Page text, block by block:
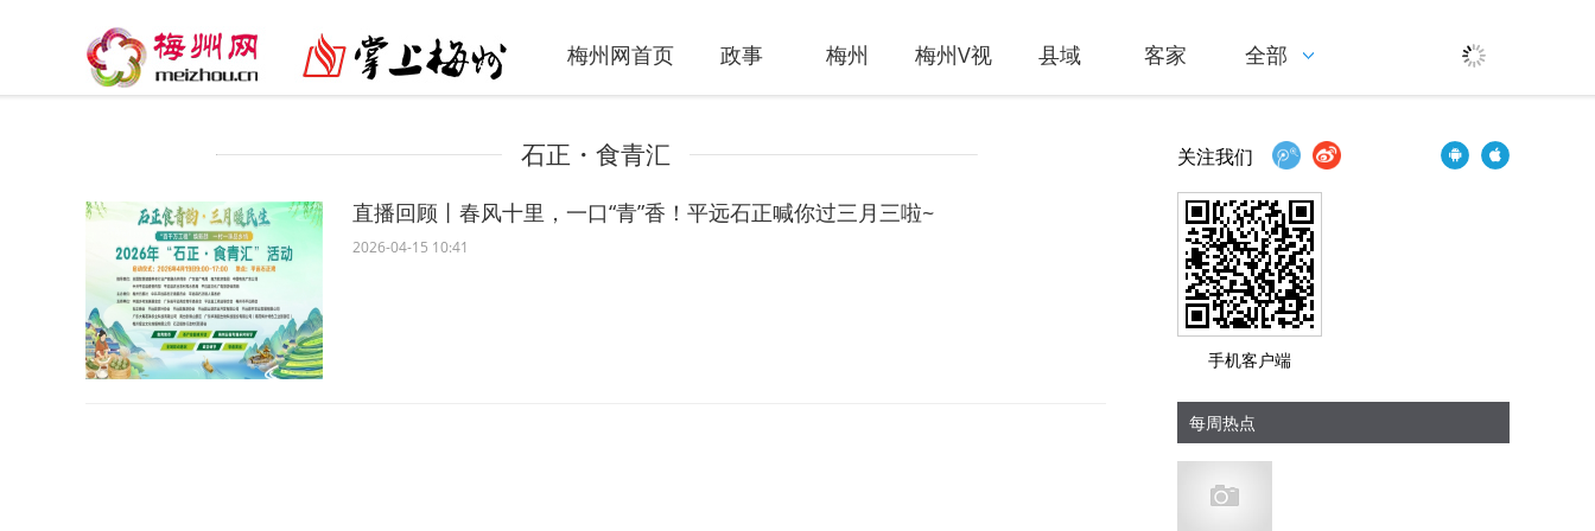
梅州网首页 政事 梅州 梅州V视 县域 客家 全部
石正・食青汇
直播回顾丨春风十里，一口“青”香！平远石正喊你过三月三啦~
2026-04-15 10:41
关注我们
手机客户端
每周热点